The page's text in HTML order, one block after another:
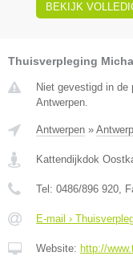
BEKIJK
Thuisverpleging
Niet gevestigd in de
Antwerpen.
Antwerpen »
Kattendijkdok
Tel: 0486/896 920,
E-mail ›
Website: http://